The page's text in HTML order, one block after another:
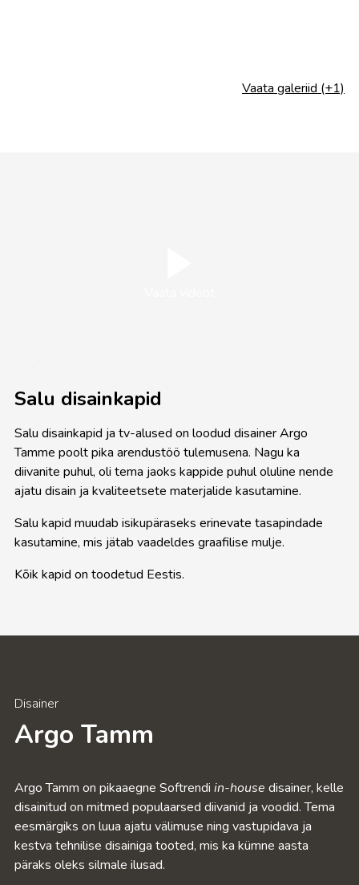
Vaata galeriid (+1)
Salu disainkapid
Salu disainkapid ja tv-alused on loodud disainer Argo
Tamme poolt pika arendustöö tulemusena. Nagu ka
diivanite puhul, oli tema jaoks kappide puhul oluline nende
ajatu disain ja kvaliteetsete materjalide kasutamine.
Salu kapid muudab isikupäraseks erinevate tasapindade
kasutamine, mis jätab vaadeldes graafilise mulje.
Kõik kapid on toodetud Eestis.
Disainer
Argo Tamm
Argo Tamm on pikaaegne Softrendi in-house disainer, kelle
disainitud on mitmed populaarsed diivanid ja voodid. Tema
eesmärgiks on luua ajatu välimuse ning vastupidava ja
kestva tehnilise disainiga tooted, mis ka kümne aasta
päraks oleks silmale ilusad.